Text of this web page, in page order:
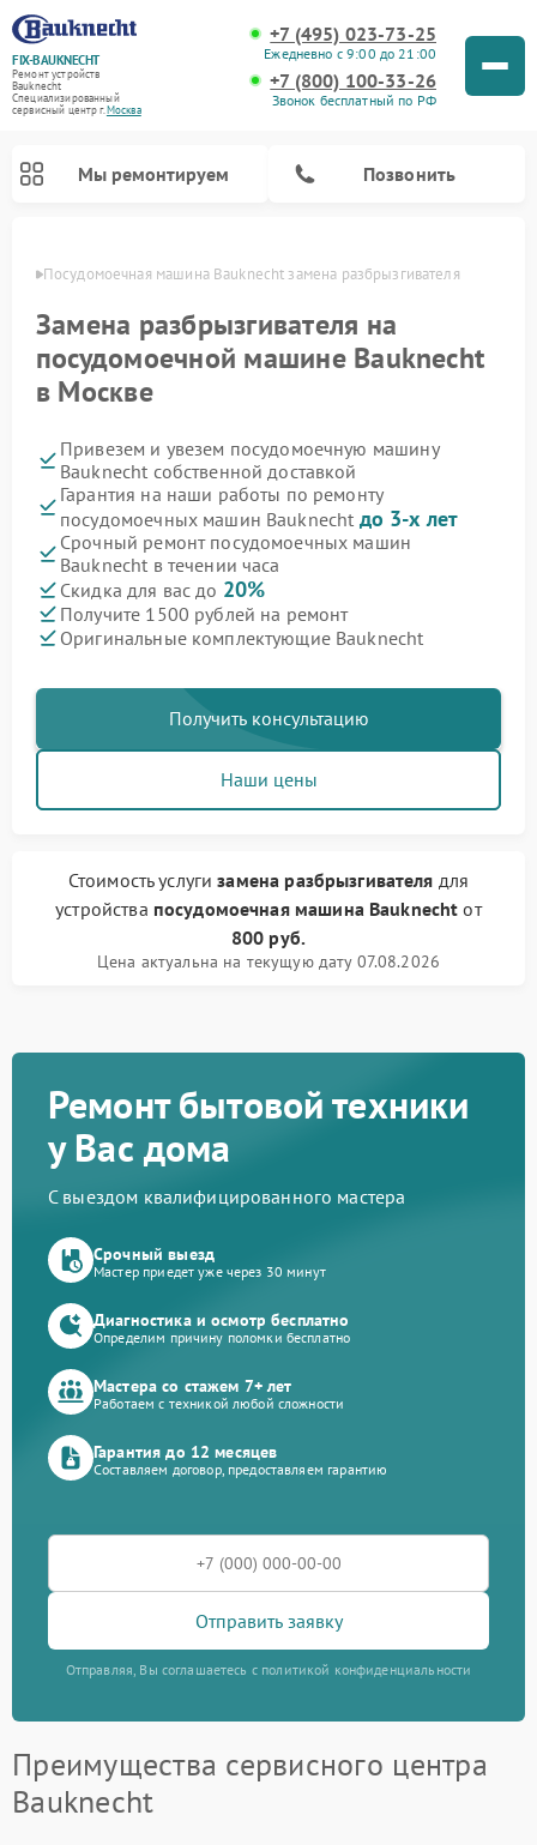
FIX-BAUKNECHT
Ремонт устройств
Bauknecht
Специализированный
cервисный центр г.Москва
+7 (495) 023-73-25
Ежедневно с 9:00 до 21:00
+7 (800) 100-33-26
Звонок бесплатный по РФ
Мы ремонтируем Позвонить
Посудомоечная машина Bauknecht замена разбрызгивателя
Замена разбрызгивателя на
посудомоечной машине Bauknecht
в Москве
Привезем и увезем посудомоечную машину
Bauknecht собственной доставкой
Гарантия на наши работы по ремонту
посудомоечных машин Bauknecht до 3-х лет
Срочный ремонт посудомоечных машин
Bauknecht в течении часа
Скидка для вас до 20%
Получите 1500 рублей на ремонт
Оригинальные комплектующие Bauknecht
Получить консультацию
Наши цены
Стоимость услугизамена разбрызгивателя для
устройства посудомоечная машина Bauknecht от
800 руб.
Цена актуальна на текущую дату 07.08.2026
Ремонт бытовой техники
у Вас дома
С выездом квалифицированного мастера
Срочный выезд
Мастер приедет уже через 30 минут
Диагностика и осмотр бесплатно
Определим причину поломки бесплатно
Мастера со стажем 7+ лет
Работаем с техникой любой сложности
Гарантия до 12 месяцев
Составляем договор, предоставляем гарантию
Отправить заявку
Отправляя, Вы соглашаетесь с политикой конфиденциальности
Преимущества сервисного центра
Bauknecht